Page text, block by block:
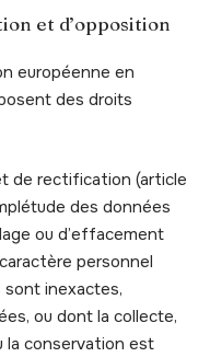
et d’opposition
européenne en
des droits
de rectification (article
des données
ou d’effacement
personnel
sont inexactes,
ou dont la collecte,
la conservation est